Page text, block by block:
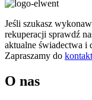
Jeśli szukasz
rekuperacji sprawdź
aktualne świadectwa i
Zapraszamy do
O nas